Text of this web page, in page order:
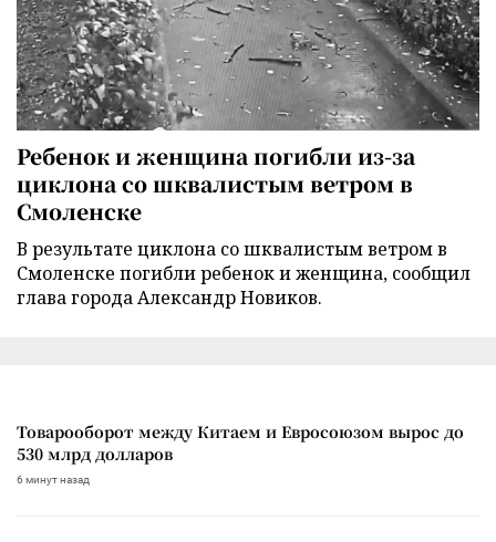
Ребенок и женщина погибли из-за
циклона со шквалистым ветром в
Смоленске
В результате циклона со шквалистым ветром в
Смоленске погибли ребенок и женщина, сообщил
глава города Александр Новиков.
Товарооборот между Китаем и Евросоюзом вырос до
530 млрд долларов
6 минут назад